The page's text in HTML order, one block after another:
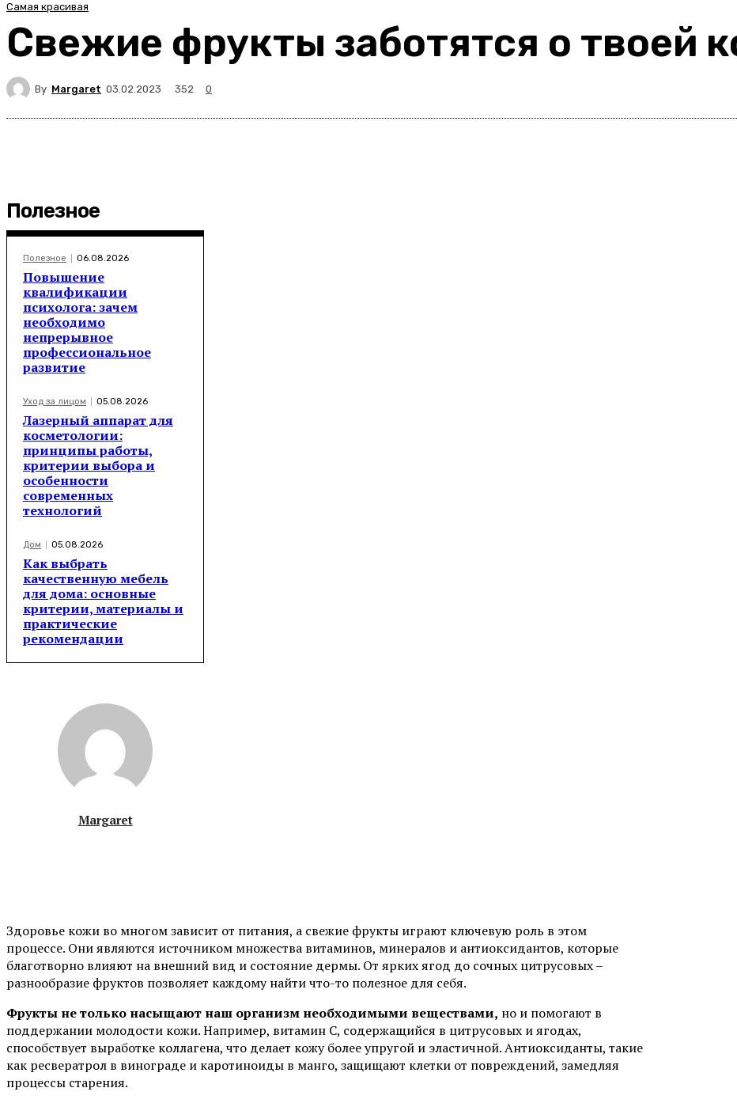
Самая красивая
Свежие фрукты заботятся о твоей
By Margaret 03.02.2023 352 0
Полезное
Полезное 06.08.2026
Повышение
квалификации
психолога: зачем
необходимо
непрерывное
профессиональное
развитие
Уход за лицом 05.08.2026
Лазерный аппарат для
косметологии:
принципы работы,
критерии выбора и
особенности
современных
технологий
Дом 05.08.2026
Как выбрать
качественную мебель
для дома: основные
критерии, материалы и
практические
рекомендации
Margaret
Здоровье кожи во многом зависит от питания, а свежие фрукты играют ключевую роль в этом
процессе. Они являются источником множества витаминов, минералов и антиоксидантов, которые
благотворно влияют на внешний вид и состояние дермы. От ярких ягод до сочных цитрусовых –
разнообразие фруктов позволяет каждому найти что-то полезное для себя.
Фрукты не только насыщают наш организм необходимыми веществами, но и помогают в
поддержании молодости кожи. Например, витамин C, содержащийся в цитрусовых и ягодах,
способствует выработке коллагена, что делает кожу более упругой и эластичной. Антиоксиданты, такие
как ресвератрол в винограде и каротиноиды в манго, защищают клетки от повреждений, замедляя
процессы старения.